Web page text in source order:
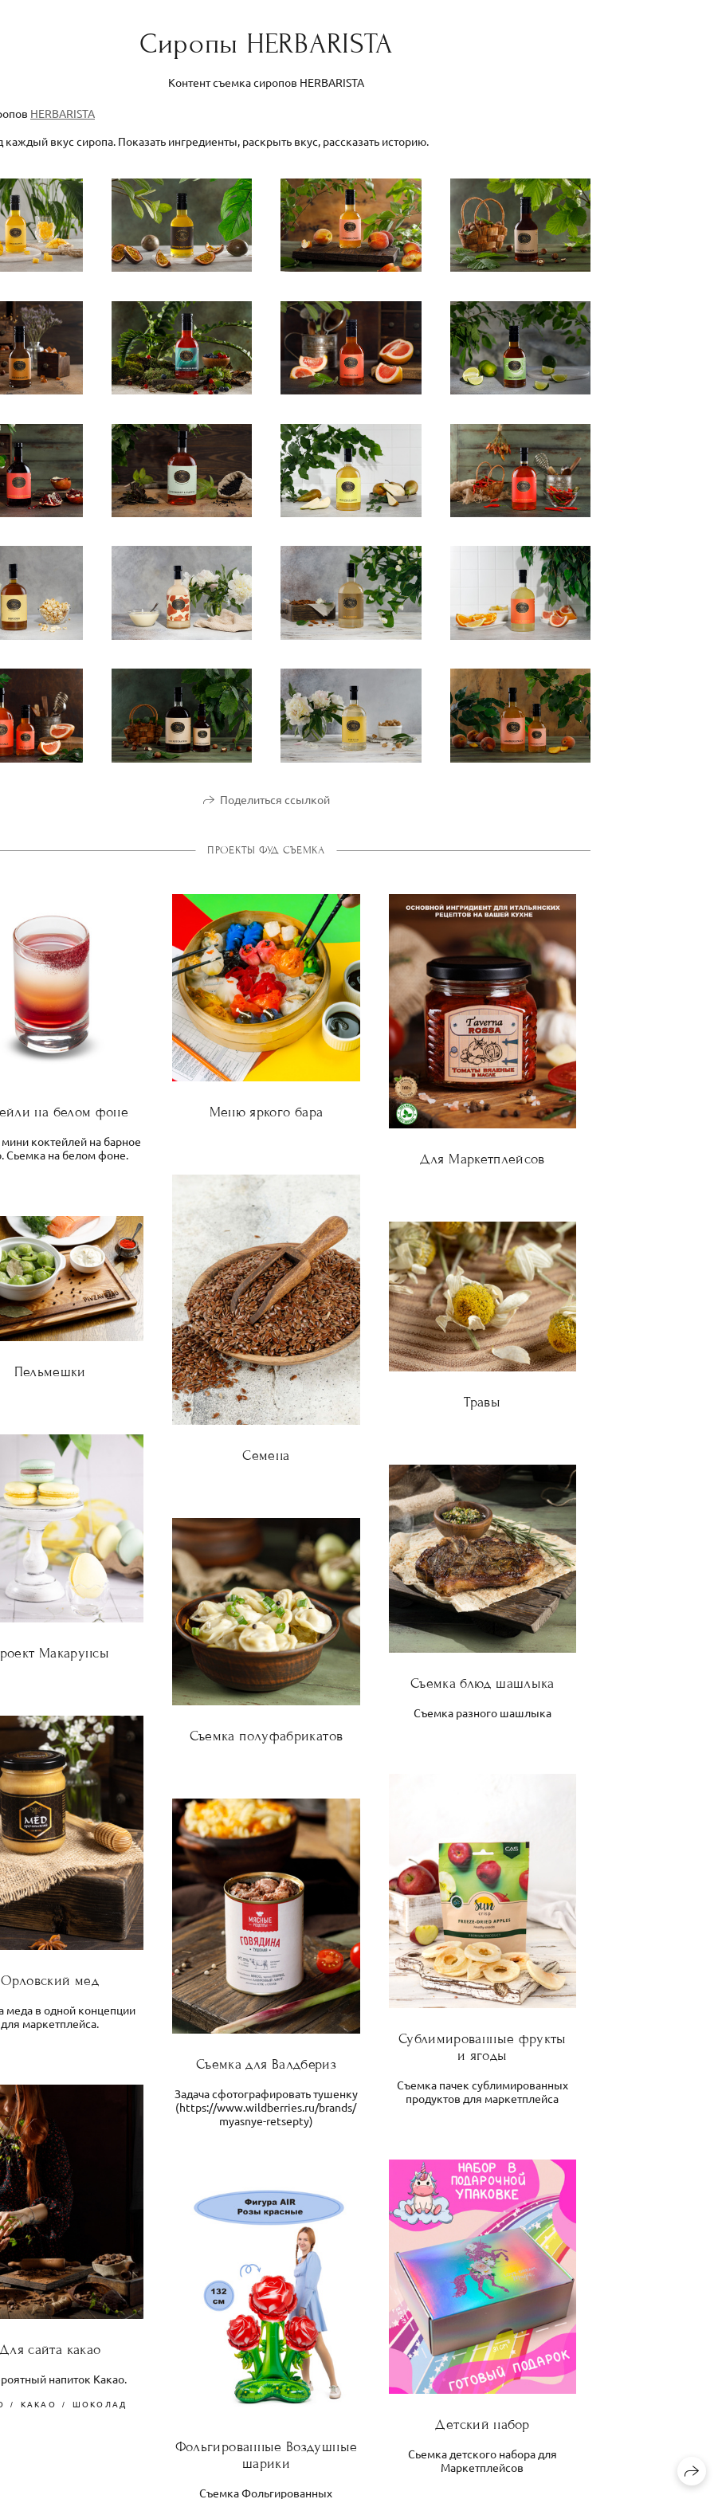
Сиропы HERBARISTA
Контент съемка сиропов HERBARISTA
HERBARISTA
вкус сиропа. Показать ингредиенты, раскрыть вкус, рассказать историю.
Поделиться ссылкой
ПРОЕКТЫ ФУД СЪЕМКА
на белом фоне
коктейлей на барное
Сьемка на белом фоне.
Меню яркого бара
Для Маркетплейсов
Семена
Пельмешки
Травы
Макарунсы
Съемка блюд шашлыка
Съемка разного шашлыка
Съемка полуфабрикатов
Орловский мед
меда в одной концепции
для маркетплейса.
Сублимированные фрукты
и ягоды
Съемка пачек сублимированных
продуктов для маркетплейса
Съемка для Валдбериз
Задача сфотографировать тушенку
(https://www.wildberries.ru/brands/
myasnye-retsepty)
сайта какао
напиток Какао.
КАКАО ШОКОЛАД
Детский набор
Сьемка детского набора для
Маркетплейсов
Фольгированные Воздушные
шарики
Съемка Фольгированных